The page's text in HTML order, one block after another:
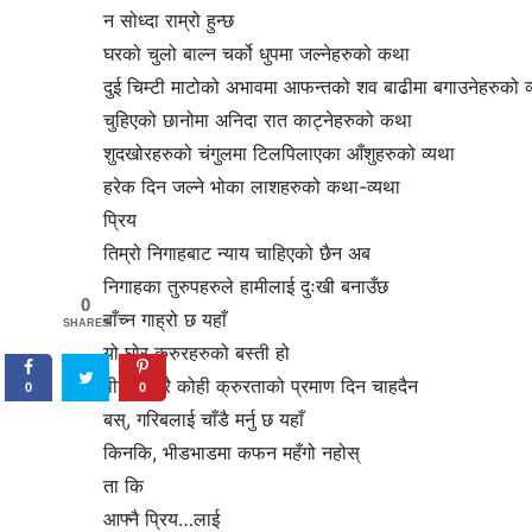
न सोध्दा राम्रो हुन्छ
घरको चुलो बाल्न चर्को धुपमा जल्नेहरुको कथा
दुई चिम्टी माटोको अभावमा आफन्तको शव बाढीमा बगाउनेहरुको
चुहिएको छानोमा अनिदा रात काट्नेहरुको कथा
शुदखोरहरुको चंगुलमा टिलपिलाएका आँशुहरुको व्यथा
हरेक दिन जल्ने भोका लाशहरुको कथा-व्यथा
प्रिय
तिम्रो निगाहबाट न्याय चाहिएको छैन अब
निगाहका तुरुपहरुले हामीलाई दुःखी बनाउँछ
बाँच्न गाह्रो छ यहाँ
यो घोर क्रुरहरुको बस्ती हो
पीडा सहेरै कोही क्रुरताको प्रमाण दिन चाहदैन
बस्, गरिबलाई चाँडै मर्नु छ यहाँ
किनकि, भीडभाडमा कफन महँगो नहोस्
ता कि
आफ्नै प्रिय…लाई
0
SHARES
0 0